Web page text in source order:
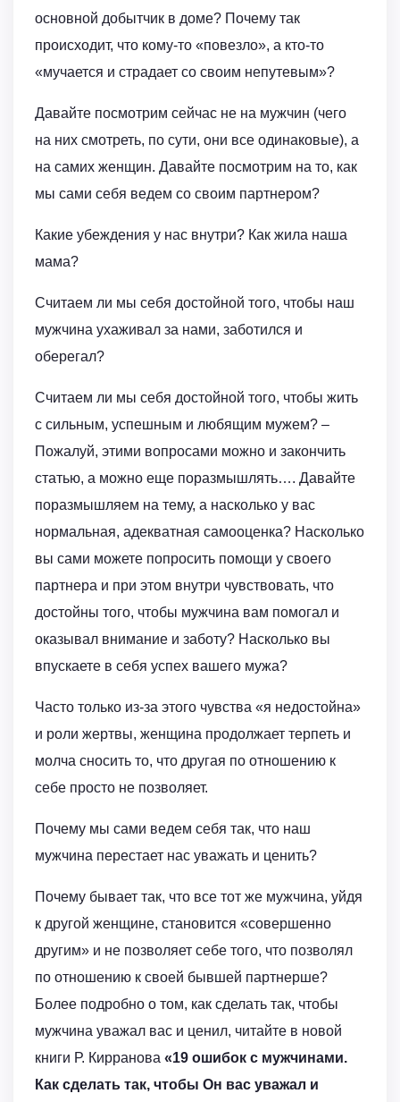
основной добытчик в доме? Почему так
происходит, что кому-то «повезло», а кто-то
«мучается и страдает со своим непутевым»?
Давайте посмотрим сейчас не на мужчин (чего
на них смотреть, по сути, они все одинаковые), а
на самих женщин. Давайте посмотрим на то, как
мы сами себя ведем со своим партнером?
Какие убеждения у нас внутри? Как жила наша
мама?
Считаем ли мы себя достойной того, чтобы наш
мужчина ухаживал за нами, заботился и
оберегал?
Считаем ли мы себя достойной того, чтобы жить
с сильным, успешным и любящим мужем? –
Пожалуй, этими вопросами можно и закончить
статью, а можно еще поразмышлять…. Давайте
поразмышляем на тему, а насколько у вас
нормальная, адекватная самооценка? Насколько
вы сами можете попросить помощи у своего
партнера и при этом внутри чувствовать, что
достойны того, чтобы мужчина вам помогал и
оказывал внимание и заботу? Насколько вы
впускаете в себя успех вашего мужа?
Часто только из-за этого чувства «я недостойна»
и роли жертвы, женщина продолжает терпеть и
молча сносить то, что другая по отношению к
себе просто не позволяет.
Почему мы сами ведем себя так, что наш
мужчина перестает нас уважать и ценить?
Почему бывает так, что все тот же мужчина, уйдя
к другой женщине, становится «совершенно
другим» и не позволяет себе того, что позволял
по отношению к своей бывшей партнерше?
Более подробно о том, как сделать так, чтобы
мужчина уважал вас и ценил, читайте в новой
книги Р. Кирранова «19 ошибок с мужчинами.
Как сделать так, чтобы Он вас уважал и